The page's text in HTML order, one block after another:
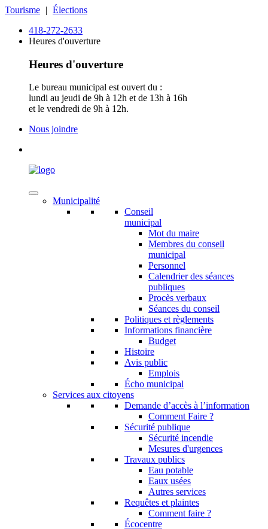
Tourisme | Élections
418-272-2633
Heures d'ouverture
Heures d'ouverture
Le bureau municipal est ouvert du :
lundi au jeudi de 9h à 12h et de 13h à 16h
et le vendredi de 9h à 12h.
Nous joindre
Municipalité
Conseil
municipal
Mot du maire
Membres du conseil
municipal
Personnel
Calendrier des séances
publiques
Procès verbaux
Séances du conseil
Politiques et règlements
Informations financière
Budget
Histoire
Avis public
Emplois
Écho municipal
Services aux citoyens
Demande d’accès à l’information
Comment Faire ?
Sécurité publique
Sécurité incendie
Mesures d'urgences
Travaux publics
Eau potable
Eaux usées
Autres services
Requêtes et plaintes
Comment faire ?
Écocentre